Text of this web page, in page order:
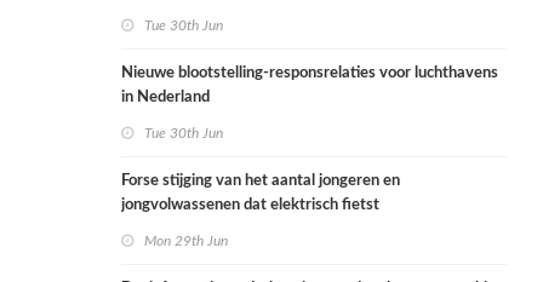
Tue 30th Jun
Nieuwe blootstelling-responsrelaties voor luchthavens
in Nederland
Tue 30th Jun
Forse stijging van het aantal jongeren en
jongvolwassenen dat elektrisch fietst
Mon 29th Jun